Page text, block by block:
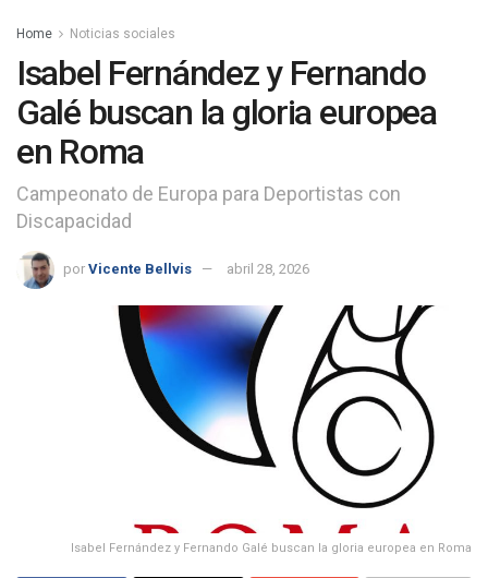
Home Noticias sociales
Isabel Fernández y Fernando
Galé buscan la gloria europea
en Roma
Campeonato de Europa para Deportistas con
Discapacidad
por Vicente Bellvis abril 28, 2026
Isabel Fernández y Fernando Galé buscan la gloria europea en Roma